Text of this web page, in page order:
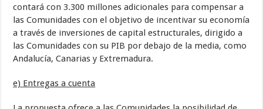
contará con 3.300 millones adicionales para compensar a
las Comunidades con el objetivo de incentivar su economía
a través de inversiones de capital estructurales, dirigido a
las Comunidades con su PIB por debajo de la media, como
Andalucía, Canarias y Extremadura.
e) Entregas a cuenta